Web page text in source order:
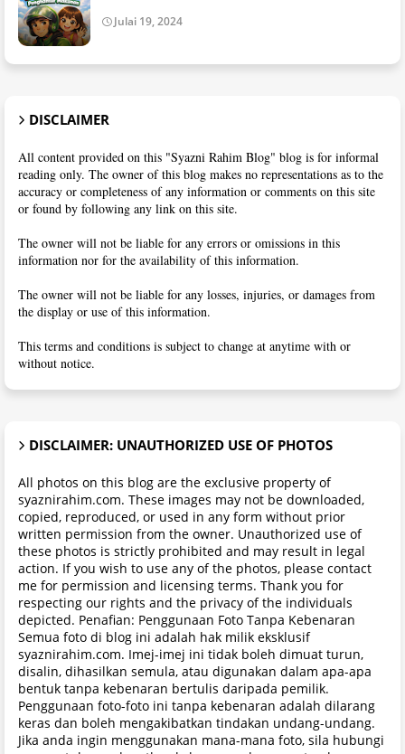
Julai 19, 2024
DISCLAIMER
All content provided on this "Syazni Rahim Blog" blog is for informal
reading only. The owner of this blog makes no representations as to the
accuracy or completeness of any information or comments on this site
or found by following any link on this site.
The owner will not be liable for any errors or omissions in this
information nor for the availability of this information.
The owner will not be liable for any losses, injuries, or damages from
the display or use of this information.
This terms and conditions is subject to change at anytime with or
without notice.
DISCLAIMER: UNAUTHORIZED USE OF PHOTOS
All photos on this blog are the exclusive property of
syaznirahim.com. These images may not be downloaded,
copied, reproduced, or used in any form without prior
written permission from the owner. Unauthorized use of
these photos is strictly prohibited and may result in legal
action. If you wish to use any of the photos, please contact
me for permission and licensing terms. Thank you for
respecting our rights and the privacy of the individuals
depicted. Penafian: Penggunaan Foto Tanpa Kebenaran
Semua foto di blog ini adalah hak milik eksklusif
syaznirahim.com. Imej-imej ini tidak boleh dimuat turun,
disalin, dihasilkan semula, atau digunakan dalam apa-apa
bentuk tanpa kebenaran bertulis daripada pemilik.
Penggunaan foto-foto ini tanpa kebenaran adalah dilarang
keras dan boleh mengakibatkan tindakan undang-undang.
Jika anda ingin menggunakan mana-mana foto, sila hubungi